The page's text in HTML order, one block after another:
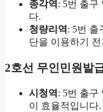
종각역 : 5번 출구
다.
청량리역 : 5번 출
단을 이용하기
2호선 무인민원발
시청역 : 5번 출구
이 효율적입니다.